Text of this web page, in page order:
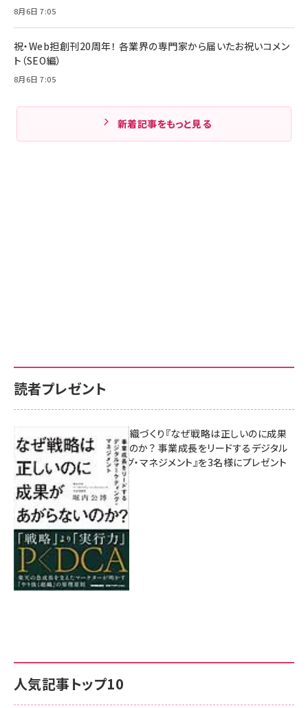
8月6日 7:05
祝・Web担創刊20周年！ 各業界の専門家から届いたお祝いコメン
ト（SEO編）
8月6日 7:05
新着記事をもっと見る
人気記事トップ10
読者プレゼント
成果を生む組織づくり『なぜ戦略は正しいのに成果
があがらないのか？ 事業成長をリードするデジタル
マーケティング・マネジメント』を3名様にプレゼント
8月7日 10:00